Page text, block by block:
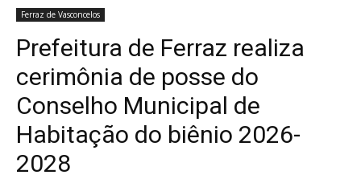
Ferraz de Vasconcelos
Prefeitura de Ferraz realiza
cerimônia de posse do
Conselho Municipal de
Habitação do biênio 2026-
2028